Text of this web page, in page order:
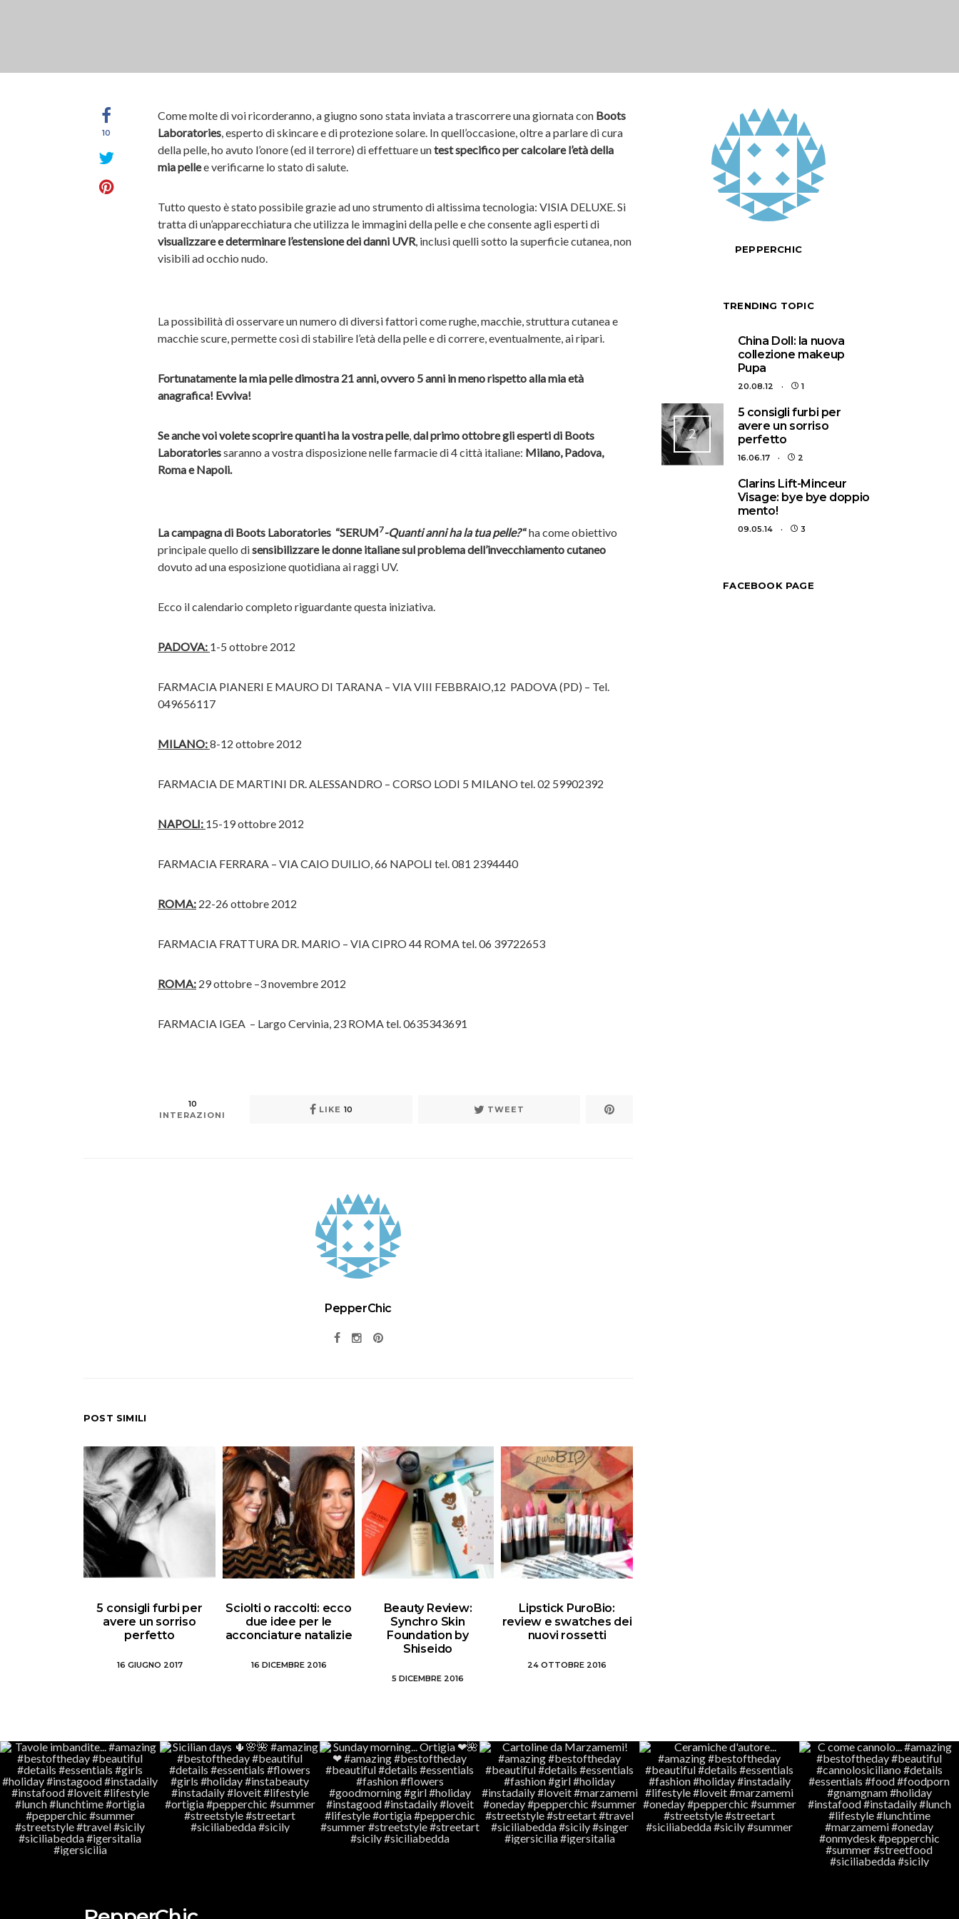
10
Come molte di voi ricorderanno, a giugno sono stata inviata a trascorrere una giornata con Boots
Laboratories, esperto di skincare e di protezione solare. In quell’occasione, oltre a parlare di cura
della pelle, ho avuto l’onore (ed il terrore) di effettuare untest specifico per calcolare l’età della
mia pellee verificarne lo stato di salute.
Tutto questo è stato possibile grazie ad uno strumento di altissima tecnologia: VISIA DELUXE. Si
tratta di un’apparecchiatura che utilizza le immagini della pelle e che consente agli esperti di
visualizzare e determinare l’estensione dei danni UVR, inclusi quelli sotto la superficie cutanea, non
visibili ad occhio nudo.
La possibilità di osservare un numero di diversi fattori come rughe, macchie, struttura cutanea e
macchie scure, permette così di stabilire l’età della pelle e di correre, eventualmente, ai ripari.
Fortunatamente la mia pelle dimostra 21 anni, ovvero 5 anni in meno rispetto alla mia età
anagrafica! Evviva!
Se anche voi volete scoprire quanti ha la vostra pelle,dal primo ottobre gli esperti di Boots
Laboratoriessaranno a vostra disposizione nelle farmacie di 4 città italiane: Milano, Padova,
Roma e Napoli.
La campagna di Boots Laboratories “SERUM7-Quanti anni ha la tua pelle?“ha come obiettivo
principale quello disensibilizzare le donne italiane sul problema dell’invecchiamento cutaneo
dovuto ad una esposizione quotidiana ai raggi UV.
Ecco il calendario completo riguardante questa iniziativa.
PADOVA: 1-5 ottobre 2012
FARMACIA PIANERI E MAURO DI TARANA – VIA VIII FEBBRAIO,12 PADOVA (PD) – Tel.
049656117
MILANO:8-12 ottobre 2012
FARMACIA DE MARTINI DR. ALESSANDRO – CORSO LODI 5 MILANO tel. 02 59902392
NAPOLI: 15-19 ottobre 2012
FARMACIA FERRARA – VIA CAIO DUILIO, 66 NAPOLI tel. 081 2394440
ROMA: 22-26 ottobre 2012
FARMACIA FRATTURA DR. MARIO – VIA CIPRO 44 ROMA tel. 06 39722653
ROMA: 29 ottobre –3 novembre 2012
FARMACIA IGEA – Largo Cervinia, 23 ROMA tel. 0635343691
10
INTERAZIONI
LIKE 10 TWEET
PepperChic
POST SIMILI
5 consigli furbi per
avere un sorriso
perfetto
16 GIUGNO 2017
Sciolti o raccolti: ecco
due idee per le
acconciature natalizie
16 DICEMBRE 2016
Beauty Review:
Synchro Skin
Foundation by
Shiseido
5 DICEMBRE 2016
Lipstick PuroBio:
review e swatches dei
nuovi rossetti
24 OTTOBRE 2016
PEPPERCHIC
TRENDING TOPIC
China Doll: la nuova
collezione makeup
Pupa
20.08.12 1
2
5 consigli furbi per
avere un sorriso
perfetto
16.06.17 2
Clarins Lift-Minceur
Visage: bye bye doppio
mento!
09.05.14 3
FACEBOOK PAGE